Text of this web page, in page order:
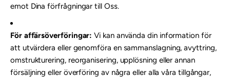
emot Dina förfrågningar till Oss.
För affärsöverföringar: Vi kan använda din information för
att utvärdera eller genomföra en sammanslagning, avyttring,
omstrukturering, reorganisering, upplösning eller annan
försäljning eller överföring av några eller alla våra tillgångar,